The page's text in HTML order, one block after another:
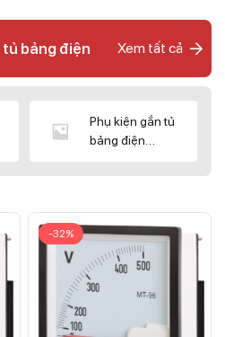
tủ bảng điện Xem tất cả
Phụ kiện gắn tủ
bảng điện
-32%